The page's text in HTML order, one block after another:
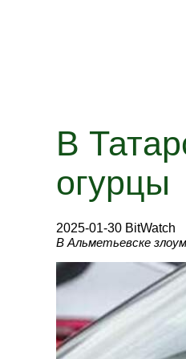
В
огурцы
2025-01-30 BitWatch
В Альметьевске